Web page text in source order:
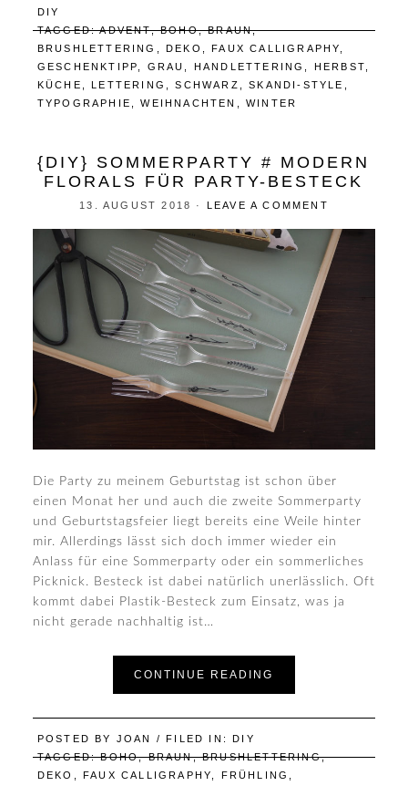
DIY
TAGGED:ADVENT,BOHO,BRAUN,
BRUSHLETTERING
,DEKO ,FAUX CALLIGRAPHY
GESCHENKTIPP
GRAU HANDLETTERING HERBST
KÜCHE
,LETTERING ,SCHWARZ ,SKANDI-STYLE
TYPOGRAPHIE
,WEIHNACHTEN ,WINTER
{DIY} SOMMERPARTY # MODERN
FLORALS FÜR PARTY-BESTECK
13. AUGUST 2018 · LEAVE A COMMENT
Die Party zu meinem Geburtstag ist schon über
einen Monat her und auch die zweite Sommerparty
und Geburtstagsfeier liegt bereits eine Weile hinter
mir. Allerdings lässt sich doch immer wieder ein
Anlass für eine Sommerparty oder ein sommerliches
Picknick. Besteck ist dabei natürlich unerlässlich. Oft
kommt dabei Plastik-Besteck zum Einsatz, was ja
nicht gerade nachhaltig ist…
CONTINUE READING
POSTED BY JOAN / FILED IN:DIY
TAGGED:BOHO,BRAUN,BRUSHLETTERING,
DEKO
,FAUX CALLIGRAPHY FRÜHLING